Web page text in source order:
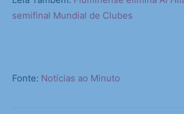
semifinal Mundial de Clubes
Fonte: Notícias ao Minuto